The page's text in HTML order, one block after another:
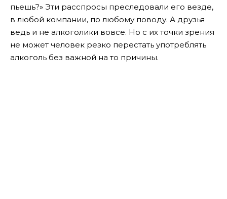
пьешь?» Эти расспросы преследовали его везде,
в любой компании, по любому поводу. А друзья
ведь и не алкоголики вовсе. Но с их точки зрения
не может человек резко перестать употреблять
алкоголь без важной на то причины.